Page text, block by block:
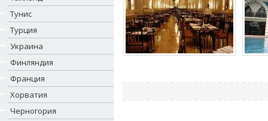
Тунис
Турция
Украина
Финляндия
Франция
Хорватия
Черногория